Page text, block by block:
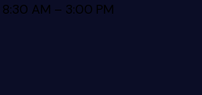
8:30 AM – 3:00 PM